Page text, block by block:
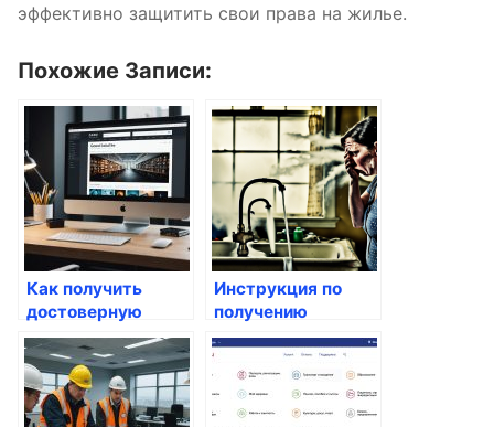
эффективно защитить свои права на жилье.
Похожие Записи:
Как получить
достоверную
информацию о
кадастровой
стоимости
Инструкция по
получению
субсидий на жилье